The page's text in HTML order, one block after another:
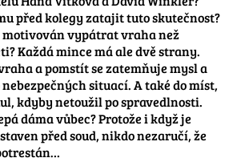
před kolegy zatajit tuto skutečnost?
motivován vypátrat vraha než
Každá mince má ale dvě strany.
a pomstít se zatemňuje mysl a
situací. A také do míst,
kdyby netoužil po spravedlnosti.
dáma vůbec? Protože i když je
před soud, nikdo nezaručí, že